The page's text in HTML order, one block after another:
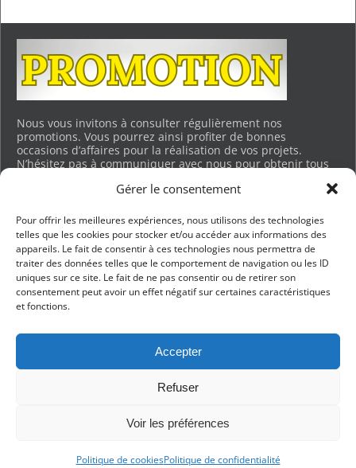
Gérer le consentement
Pour offrir les meilleures expériences, nous utilisons des technologies
telles que les cookies pour stocker et/ou accéder aux informations des
appareils. Le fait de consentir à ces technologies nous permettra de
traiter des données telles que le comportement de navigation ou les ID
uniques sur ce site. Le fait de ne pas consentir ou de retirer son
consentement peut avoir un effet négatif sur certaines caractéristiques
et fonctions.
Accepter
Refuser
Voir les préférences
Politique de cookiesPolitique de confidentialité
Nous vous invitons à consulter régulièrement nos
promotions. Vous pourrez ainsi profiter de bonnes
occasions d’affaires pour la réalisation de vos projets.
N’hésitez pas à communiquer avec nous pour obtenir tous
BUREAU DES VENTES ET CHARGEMENT
201, RUE LEGAULT, BLAINVILLE
QUEBEC, J7B 0C6
CÈDRES ET ESPACE JARDIN DE MÉLISSA
melissa@entreprisemgravel.com